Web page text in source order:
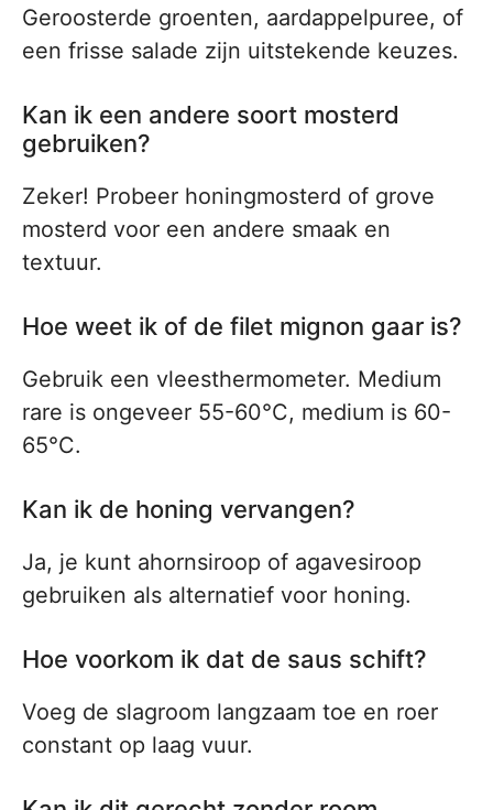
Geroosterde groenten, aardappelpuree, of
een frisse salade zijn uitstekende keuzes.
Kan ik een andere soort mosterd
gebruiken?
Zeker! Probeer honingmosterd of grove
mosterd voor een andere smaak en
textuur.
Hoe weet ik of de filet mignon gaar is?
Gebruik een vleesthermometer. Medium
rare is ongeveer 55-60°C, medium is 60-
65°C.
Kan ik de honing vervangen?
Ja, je kunt ahornsiroop of agavesiroop
gebruiken als alternatief voor honing.
Hoe voorkom ik dat de saus schift?
Voeg de slagroom langzaam toe en roer
constant op laag vuur.